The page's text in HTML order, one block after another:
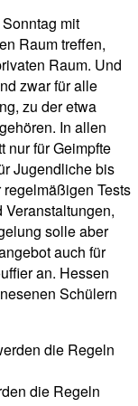
mit
Raum treffen,
Raum. Und
zwar für alle
zu der etwa
In allen
nur für Geimpfte
Jugendliche bis
Tests
solle aber
auch für
an. Hessen
Schülern
die Regeln